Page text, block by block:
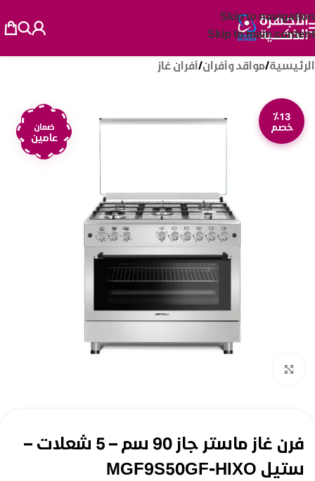
Skip to navigation
Skip to main content
الرئيسية/مواقد وأفران/أفران غاز
٪13
خصم
ضمان
عامين
فرن غاز ماستر جاز 90 سم – 5 شعلات –
ستيل MGF9S50GF-HIXO